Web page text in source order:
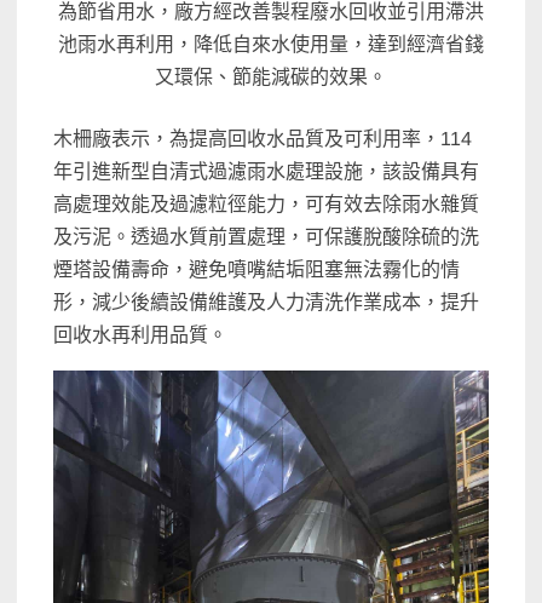
為節省用水，廠方經改善製程廢水回收並引用滯洪
池雨水再利用，降低自來水使用量，達到經濟省錢
又環保、節能減碳的效果。
木柵廠表示，為提高回收水品質及可利用率，114
年引進新型自清式過濾雨水處理設施，該設備具有
高處理效能及過濾粒徑能力，可有效去除雨水雜質
及污泥。透過水質前置處理，可保護脫酸除硫的洗
煙塔設備壽命，避免噴嘴結垢阻塞無法霧化的情
形，減少後續設備維護及人力清洗作業成本，提升
回收水再利用品質。